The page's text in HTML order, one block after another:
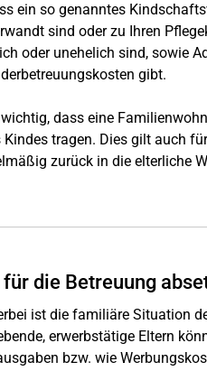
ein so genanntes
sind oder zu Ihren
oder unehelich sind, sowie
gibt.
dass eine
tragen. Dies gilt auch
zurück in die elterliche
die Betreuung
ist die familiäre Situation
erwerbstätige Eltern
bzw. wie